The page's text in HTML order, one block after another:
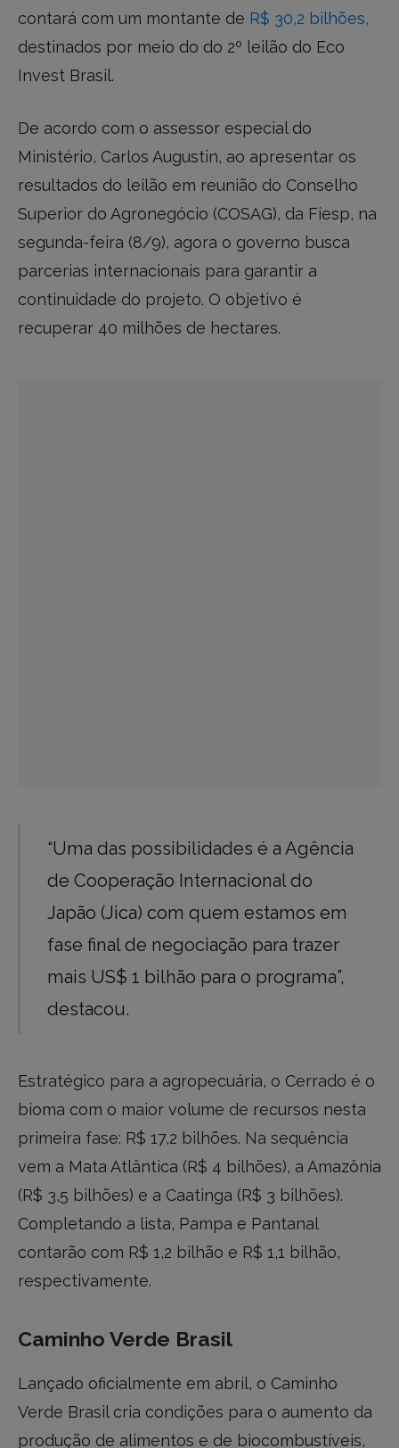
contará com um montante de R$ 30,2 bilhões,
destinados por meio do do 2º leilão do Eco
Invest Brasil.
De acordo com o assessor especial do
Ministério, Carlos Augustin, ao apresentar os
resultados do leilão em reunião do Conselho
Superior do Agronegócio (COSAG), da Fiesp, na
segunda-feira (8/9), agora o governo busca
parcerias internacionais para garantir a
continuidade do projeto. O objetivo é
recuperar 40 milhões de hectares.
“Uma das possibilidades é a Agência
de Cooperação Internacional do
Japão (Jica) com quem estamos em
fase final de negociação para trazer
mais US$ 1 bilhão para o programa”,
destacou.
Estratégico para a agropecuária, o Cerrado é o
bioma com o maior volume de recursos nesta
primeira fase: R$ 17,2 bilhões. Na sequência
vem a Mata Atlântica (R$ 4 bilhões), a Amazônia
(R$ 3,5 bilhões) e a Caatinga (R$ 3 bilhões).
Completando a lista, Pampa e Pantanal
contarão com R$ 1,2 bilhão e R$ 1,1 bilhão,
respectivamente.
Caminho Verde Brasil
Lançado oficialmente em abril, o Caminho
Verde Brasil cria condições para o aumento da
produção de alimentos e de biocombustíveis,